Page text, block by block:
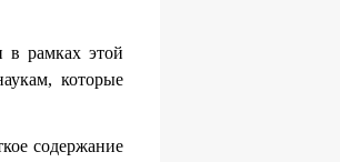
в рамках этой
которые
содержание